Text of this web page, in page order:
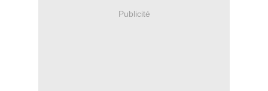
Publicité